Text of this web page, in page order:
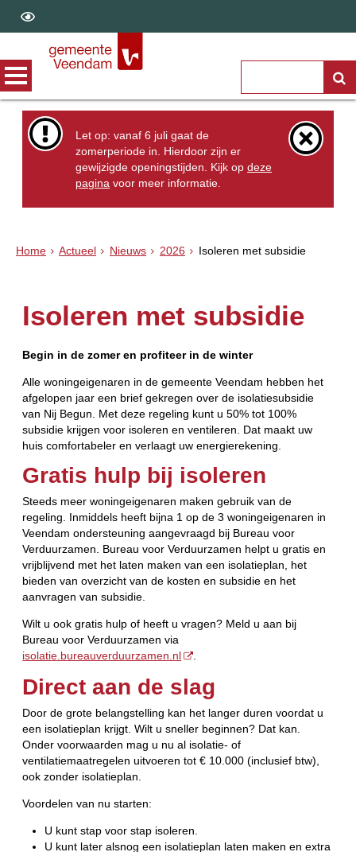
Let op: vanaf 6 juli gaat de
zomerperiode in. Hierdoor zijn er
gewijzigde openingstijden. Kijk opdeze
pagina voor meer informatie.
Home Actueel Nieuws 2026 Isoleren met subsidie
Isoleren met subsidie
Begin in de zomer en profiteer in de winter
Alle woningeigenaren in de gemeente Veendam hebben het
afgelopen jaar een brief gekregen over de isolatiesubsidie
van Nij Begun. Met deze regeling kunt u 50% tot 100%
subsidie krijgen voor isoleren en ventileren. Dat maakt uw
huis comfortabeler en verlaagt uw energierekening.
Gratis hulp bij isoleren
Steeds meer woningeigenaren maken gebruik van de
regeling. Inmiddels heeft bijna 1 op de 3 woningeigenaren in
Veendam ondersteuning aangevraagd bij Bureau voor
Verduurzamen. Bureau voor Verduurzamen helpt u gratis en
vrijblijvend met het laten maken van een isolatieplan, het
bieden van overzicht van de kosten en subsidie en het
aanvragen van subsidie.
Wilt u ook gratis hulp of heeft u vragen? Meld u aan bij
Bureau voor Verduurzamen via
isolatie.bureauverduurzamen.nl
.
Direct aan de slag
Door de grote belangstelling kan het langer duren voordat u
een isolatieplan krijgt. Wilt u sneller beginnen? Dat kan.
Onder voorwaarden mag u nu al isolatie- of
ventilatiemaatregelen uitvoeren tot € 10.000 (inclusief btw),
ook zonder isolatieplan.
Voordelen van nu starten:
U kunt stap voor stap isoleren.
U kunt later alsnog een isolatieplan laten maken en extra